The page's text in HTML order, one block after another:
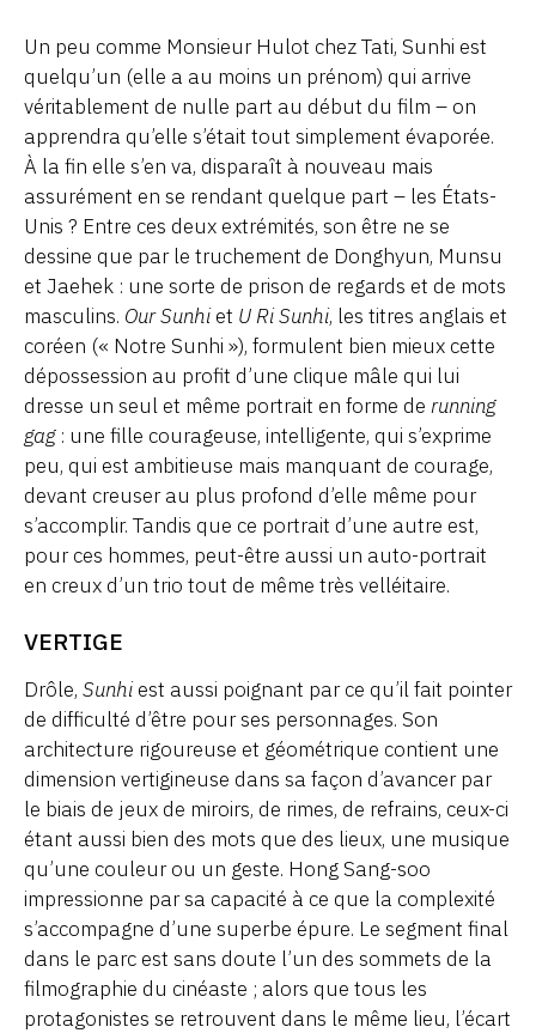
Un peu comme Monsieur Hulot chez Tati, Sunhi est
quelqu’un (elle a au moins un prénom) qui arrive
véritablement de nulle part au début du film – on
apprendra qu’elle s’était tout simplement évaporée.
À la fin elle s’en va, disparaît à nouveau mais
assurément en se rendant quelque part – les États-
Unis ? Entre ces deux extrémités, son être ne se
dessine que par le truchement de Donghyun, Munsu
et Jaehek : une sorte de prison de regards et de mots
masculins. Our Sunhiet U Ri Sunhi, les titres anglais et
coréen (« Notre Sunhi »), formulent bien mieux cette
dépossession au profit d’une clique mâle qui lui
dresse un seul et même portrait en forme de running
gag: une fille courageuse, intelligente, qui s’exprime
peu, qui est ambitieuse mais manquant de courage,
devant creuser au plus profond d’elle même pour
s’accomplir. Tandis que ce portrait d’une autre est,
pour ces hommes, peut-être aussi un auto-portrait
en creux d’un trio tout de même très velléitaire.
VERTIGE
Drôle, Sunhiest aussi poignant par ce qu’il fait pointer
de difficulté d’être pour ses personnages. Son
architecture rigoureuse et géométrique contient une
dimension vertigineuse dans sa façon d’avancer par
le biais de jeux de miroirs, de rimes, de refrains, ceux-ci
étant aussi bien des mots que des lieux, une musique
qu’une couleur ou un geste. Hong Sang-soo
impressionne par sa capacité à ce que la complexité
s’accompagne d’une superbe épure. Le segment final
dans le parc est sans doute l’un des sommets de la
filmographie du cinéaste ; alors que tous les
protagonistes se retrouvent dans le même lieu, l’écart